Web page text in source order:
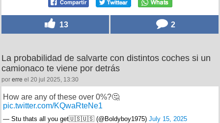
13 2
La probabilidad de salvarte con distintos coches si un
camionaco te viene por detrás
por erre el 20 jul 2025, 13:30
How are any of these over 0%?🤔
pic.twitter.com/KQwaRteNe1
— Stu thats all you get🇺🇸🇺🇸 (@Boldyboy1975) July 15, 2025